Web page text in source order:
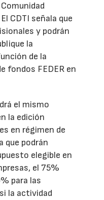
CDTI señala que
y podrán
la
de la
fondos FEDER en
el mismo
la edición
en régimen de
que podrán
elegible en
el 75%
para las
la actividad